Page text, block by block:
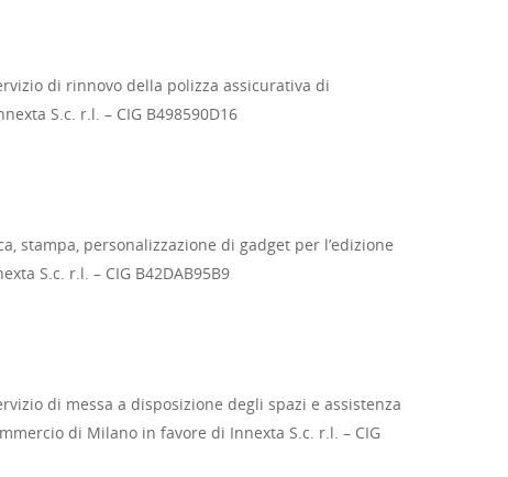
di rinnovo della polizza assicurativa di
S.c. r.l. – CIG B498590D16
stampa, personalizzazione di gadget per l’edizione
S.c. r.l. – CIG B42DAB95B9
di messa a disposizione degli spazi e assistenza
di Milano in favore di Innexta S.c. r.l. – CIG